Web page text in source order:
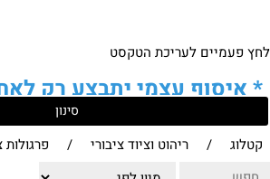
לחץ פעמיים לעריכת הטקסט
*איסוף עצמי יתבצע רק
של הלקוח מול נציגנו!
לבירור נוסף ניתן ליצור
סינון
קטלוג / ריהוט וציוד ציבורי / פרגולות